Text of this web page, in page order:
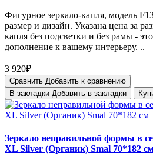
Фигурное зеркало-капля, модель
размер и дизайн. Указана цена за
капля без подсветки и без рамы -
дополнение к вашему интерьеру. ..
3 920₽
Сравнить Добавить к сравнению
В закладки Добавить в закладки
Зеркало неправильной формы в
XL Silver (Органик) Smal 70*182